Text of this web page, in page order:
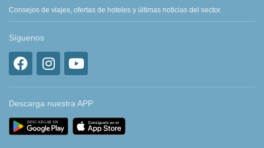
Consejos de viajes, ofertas de hoteles y últimas noticias del sector.
Síguenos
Descarga nuestra APP